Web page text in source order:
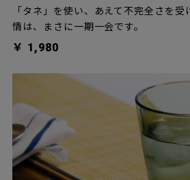
「タネ」を使い、あえて不完全さを
情は、まさに一期一会です。
￥ 1,980